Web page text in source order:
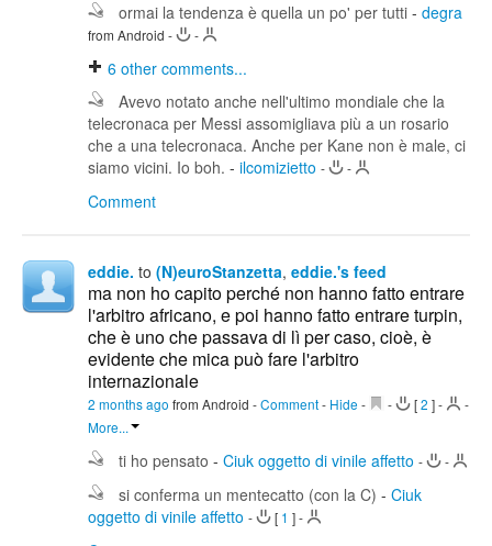
ormai la tendenza è quella un po' per tutti - degra
from Android - -
6 other comments...
Avevo notato anche nell'ultimo mondiale che la
telecronaca per Messi assomigliava più a un rosario
che a una telecronaca. Anche per Kane non è male, ci
siamo vicini. Io boh. - ilcomizietto - -
Comment
eddie. to (N)euroStanzetta, eddie.'s feed
ma non ho capito perché non hanno fatto entrare
l'arbitro africano, e poi hanno fatto entrare turpin,
che è uno che passava di lì per caso, cioè, è
evidente che mica può fare l'arbitro
internazionale
2 months ago from Android -Comment- Hide - - [2 ]-
-
More...
ti ho pensato - Ciuk oggetto di vinile affetto - -
si conferma un mentecatto (con la C) - Ciuk
oggetto di vinile affetto - [ 1 ]-